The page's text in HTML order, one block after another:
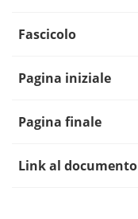
Fascicolo
Pagina iniziale
Pagina finale
Link al documento